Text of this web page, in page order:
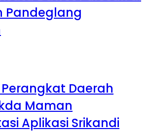
Pandeglang
Daerah
Maman
Aplikasi Srikandi